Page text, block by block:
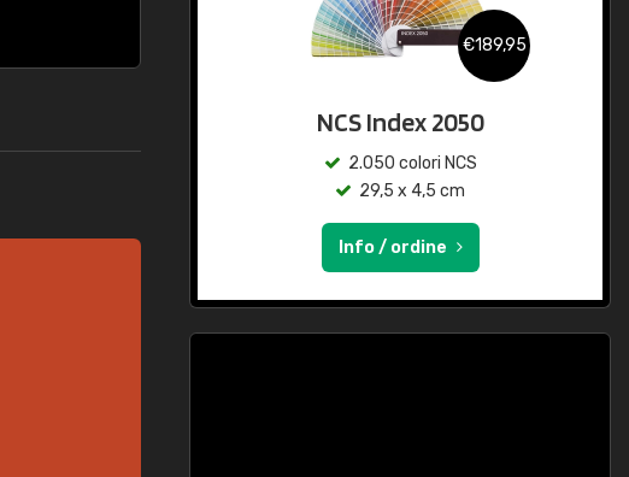
€189,95
NCS Index 2050
2.050 colori NCS
29,5 x 4,5 cm
Info / ordine